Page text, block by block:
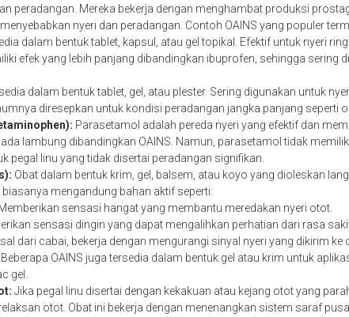
peradangan. Mereka bekerja dengan menghambat produksi
nyeri dan peradangan. Contoh OAINS yang populer
dalam bentuk tablet, kapsul, atau gel topikal. Efektif untuk nyeri
efek yang lebih panjang dibandingkan ibuprofen, sehingga sering
dalam bentuk tablet, gel, atau plester. Sering digunakan untuk
diresepkan untuk kondisi peradangan jangka panjang seperti
Parasetamol adalah pereda nyeri yang efektif dan
lambung dibandingkan OAINS. Namun, parasetamol tidak
pegal linu yang tidak disertai peradangan signifikan.
Obat dalam bentuk krim, gel, balsem, atau koyo yang dioleskan
biasanya mengandung bahan aktif seperti:
sensasi hangat yang membantu meredakan nyeri otot.
sensasi dingin yang dapat mengalihkan perhatian dari rasa
dari cabai, bekerja dengan mengurangi sinyal nyeri yang dikirim ke
Beberapa OAINS juga tersedia dalam bentuk gel atau krim untuk
gel.
Jika pegal linu disertai dengan kekakuan atau kejang otot yang
otot. Obat ini bekerja dengan menenangkan sistem saraf